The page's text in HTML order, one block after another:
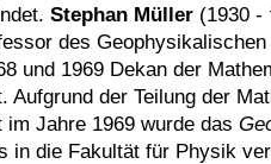
Stephan Müller(1930 -
des
und 1969 Dekan der
der Teilung der
Jahre 1969 wurde das
in die Fakultät für Physik